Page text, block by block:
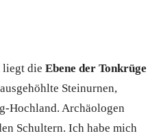
liegt die Ebene der Tonkrüge
Steinurnen,
Hochland. Archäologen
Schultern. Ich habe mich